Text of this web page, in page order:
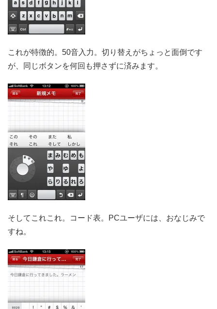
これが特徴的。50音入力。切り替えがちょっと面倒です
が、同じボタンを何回も押さずに済みます。
そしてこれこれ。コード表。PCユーザには、おなじみで
すね。